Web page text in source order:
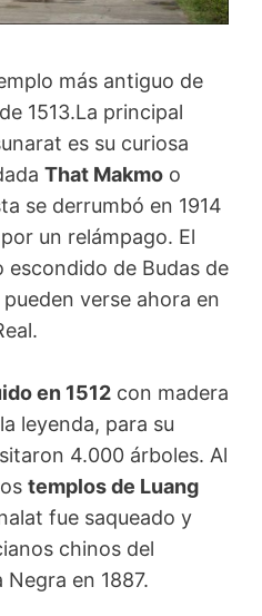
más antiguo de
1513.La principal
es su curiosa
That Makmo o
se derrumbó en 1914
un relámpago. El
de Budas de
verse ahora en
en 1512 con madera
leyenda, para su
4.000 árboles. Al
templos de Luang
fue saqueado y
chinos del
en 1887.